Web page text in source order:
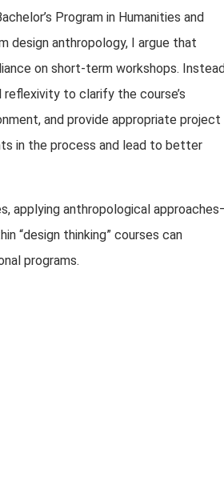
Program in Humanities and
design anthropology, I argue that
on short-term workshops.
to clarify the course’s
and provide appropriate project
in the process and lead to better
applying anthropological
“design thinking” courses can
programs.